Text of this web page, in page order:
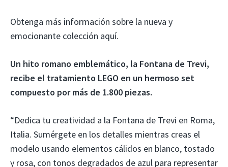
Obtenga más información sobre la nueva y
emocionante colección aquí.
Un hito romano emblemático, la Fontana de Trevi,
recibe el tratamiento LEGO en un hermoso set
compuesto por más de 1.800 piezas.
“Dedica tu creatividad a la Fontana de Trevi en Roma,
Italia. Sumérgete en los detalles mientras creas el
modelo usando elementos cálidos en blanco, tostado
y rosa, con tonos degradados de azul para representar